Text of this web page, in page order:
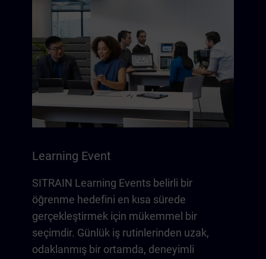
Learning Event
SITRAIN Learning Events belirli bir
öğrenme hedefini en kısa sürede
gerçekleştirmek için mükemmel bir
seçimdir. Günlük iş rutinlerinden uzak,
odaklanmış bir ortamda, deneyimli